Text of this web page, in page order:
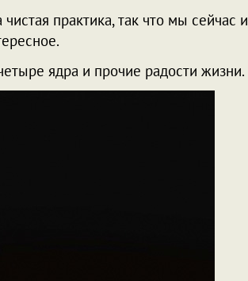
практика, так что мы сейчас и
ядра и прочие радости жизни.